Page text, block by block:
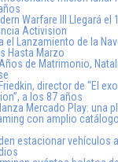
Warfare III Llegará el
Activision
el Lanzamiento de la
Hasta Marzo
de Matrimonio,
director de “El
a los 87 años
Mercado Play: una
con amplio
estacionar vehículos